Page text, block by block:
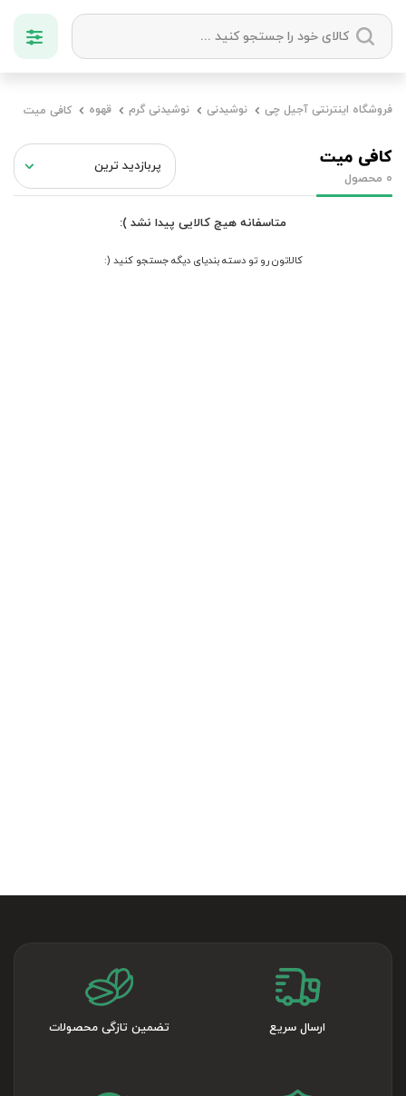
خشکبار
فروشگاه اینترنتی آجیل چی نوشیدنی نوشیدنی گرم قهوه کافی میت
کافی میت
0 محصول
متاسفانه هیچ کالایی پیدا نشد ):
کالاتون رو تو دسته بندیای دیگه جستجو کنید (:
ارسال سریع تضمین تازگی محصولات